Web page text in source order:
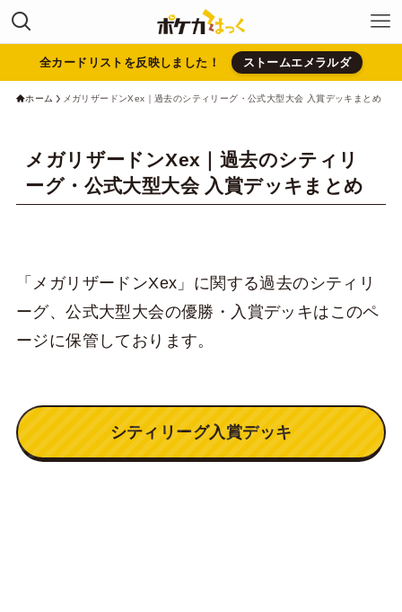
全カードリストを反映しました！ ストームエメラルダ
ホーム メガリザードンXex｜過去のシティリーグ・公式大型大会 入賞デッキまとめ
メガリザードンXex｜過去のシティリ
ーグ・公式大型大会 入賞デッキまとめ
「メガリザードンXex」に関する過去のシティリ
ーグ、公式大型大会の優勝・入賞デッキはこのペ
ージに保管しております。
シティリーグ入賞デッキ